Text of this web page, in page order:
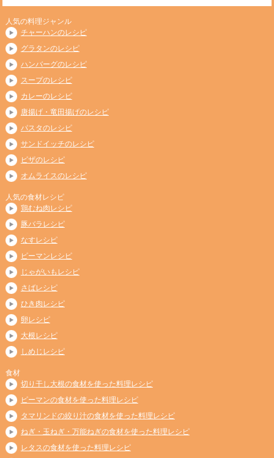
人気の料理ジャンル
チャーハンのレシピ
グラタンのレシピ
ハンバーグのレシピ
スープのレシピ
カレーのレシピ
唐揚げ・竜田揚げのレシピ
パスタのレシピ
サンドイッチのレシピ
ピザのレシピ
オムライスのレシピ
人気の食材レシピ
鶏むね肉レシピ
豚バラレシピ
なすレシピ
ピーマンレシピ
じゃがいもレシピ
さばレシピ
ひき肉レシピ
卵レシピ
大根レシピ
しめじレシピ
食材
切り干し大根の食材を使った料理レシピ
ピーマンの食材を使った料理レシピ
タマリンドの絞り汁の食材を使った料理レシピ
ねぎ・玉ねぎ・万能ねぎの食材を使った料理レシピ
レタスの食材を使った料理レシピ